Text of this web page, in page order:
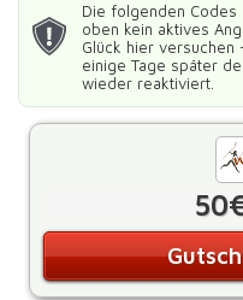
Die folgenden Codes
oben kein aktives
Glück hier
einige Tage später
wieder reaktiviert.